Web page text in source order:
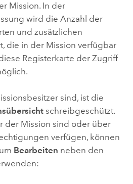
Mission. In der
wird die Anzahl der
und zusätzlichen
die in der Mission verfügbar
Registerkarte der Zugriff
sind, ist die
schreibgeschützt.
der Mission sind oder über
verfügen, können
Bearbeiten neben den